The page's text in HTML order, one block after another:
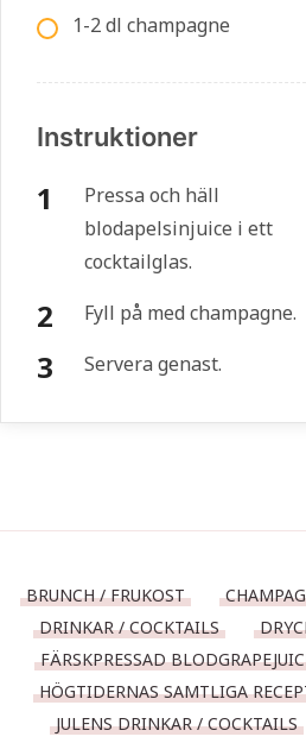
1-2 dl champagne
Instruktioner
Pressa och häll
blodapelsinjuice i ett
cocktailglas.
Fyll på med champagne.
Servera genast.
BRUNCH / FRUKOST
DRINKAR / COCKTAILS
FÄRSKPRESSAD
HÖGTIDERNAS SAMTLIGA
JULENS DRINKAR / COCKTAILS